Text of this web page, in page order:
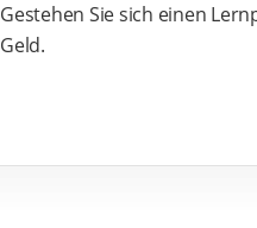
Gestehen Sie sich einen
Geld.